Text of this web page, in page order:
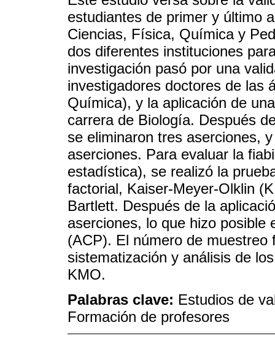
estudiantes de primer y último
Ciencias, Física, Química y
dos diferentes instituciones
investigación pasó por una
investigadores doctores de las
Química), y la aplicación de
carrera de Biología. Después
se eliminaron tres aserciones,
aserciones. Para evaluar la
estadística), se realizó la
factorial, Kaiser-Meyer-Olklin
Bartlett. Después de la
aserciones, lo que hizo posible
(ACP). El número de
sistematización y análisis de
KMO.
Palabras clave: Estudios de
Formación de profesores